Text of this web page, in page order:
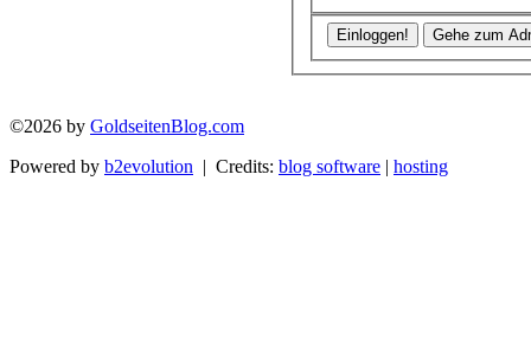
©2026 by GoldseitenBlog.com
Powered by b2evolution | Credits: blog software | hosting